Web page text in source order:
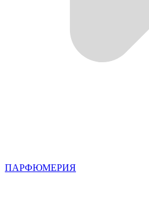
ПАРФЮМЕРИЯ